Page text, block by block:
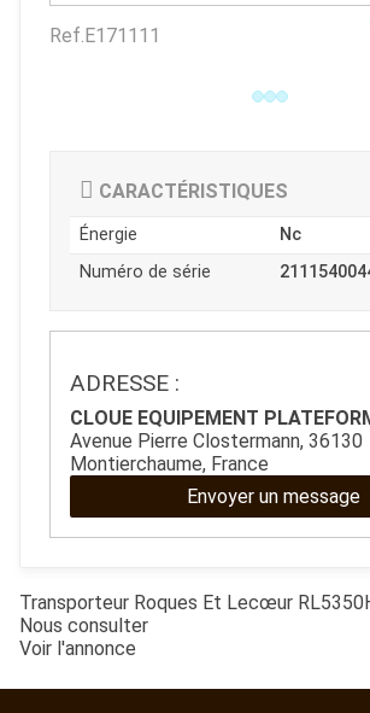
ESPACES
QUAD SSV
PIECES
CARACTÉRISTIQUES
Énergie
Nc
Numéro de série
Ref. E171111
Envoyer un message
ADRESSE :
CLOUE EQUIPEMENT
Avenue Pierre Clostermann, 36130
Montierchaume, France
Transporteur Roques Et Lecœur
Nous consulter
Voir l'annonce